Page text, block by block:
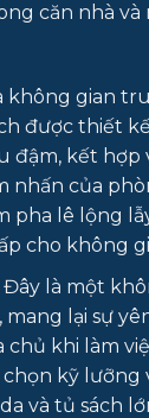
căn nhà và
không gian
được thiết
đậm, kết hợp
nhấn của
lê lộng
cho không
là một
lại sự
chủ khi làm
kỹ lưỡng
và tủ sách